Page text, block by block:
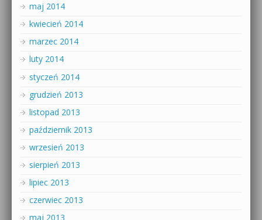
maj 2014
kwiecień 2014
marzec 2014
luty 2014
styczeń 2014
grudzień 2013
listopad 2013
październik 2013
wrzesień 2013
sierpień 2013
lipiec 2013
czerwiec 2013
maj 2013